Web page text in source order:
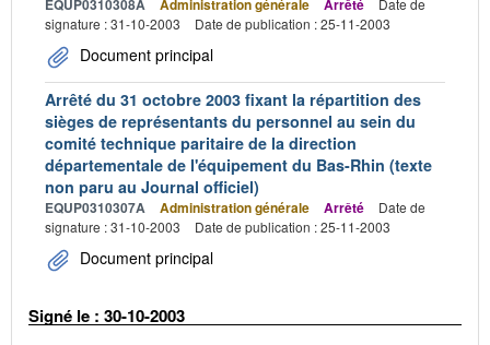
EQUP0310308A Administration générale Arrêté
Date de
signature : 31-10-2003
Date de publication : 25-11-2003
Document principal
Arrêté du 31 octobre 2003 fixant la répartition des
sièges de représentants du personnel au sein du
comité technique paritaire de la direction
départementale de l'équipement du Bas-Rhin (texte
non paru au Journal officiel)
EQUP0310307A Administration générale Arrêté
Date de
signature : 31-10-2003
Date de publication : 25-11-2003
Document principal
Signé le : 30-10-2003